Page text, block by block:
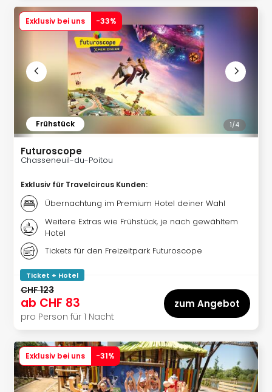
Frühstück
Exklusiv bei uns -33%
1/4
Futuroscope
Chasseneuil-du-Poitou
Exklusiv für Travelcircus Kunden:
Übernachtung im Premium Hotel deiner Wahl
Weitere Extras wie Frühstück, je nach gewähltem
Hotel
Tickets für den Freizeitpark Futuroscope
Ticket + Hotel
CHF 123
ab CHF 83
pro Person für 1 Nacht
zum Angebot
Exklusiv bei uns -31%